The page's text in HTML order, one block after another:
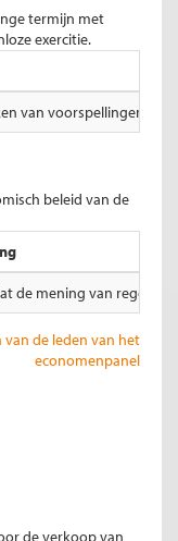
termijn met
exercitie.
van voorspellingen
beleid van de
de mening van
de leden van het
economenpanel
de verkoop van